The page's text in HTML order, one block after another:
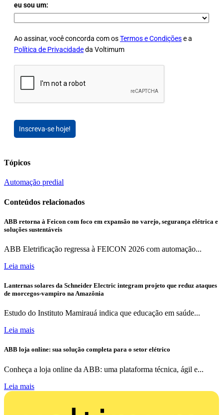
eu sou um:
Ao assinar, você concorda com osTermos e Condiçõese a
Política de Privacidadeda Voltimum
Inscreva-se hoje!
Tópicos
Automação predial
Conteúdos relacionados
ABB retorna à Feicon com foco em expansão no varejo, segurança elétrica e
soluções sustentáveis
ABB Eletrificação regressa à FEICON 2026 com automação...
Leia mais
Lanternas solares da Schneider Electric integram projeto que reduz ataques
de morcegos-vampiro na Amazônia
Estudo do Instituto Mamirauá indica que educação em saúde...
Leia mais
ABB loja online: sua solução completa para o setor elétrico
Conheça a loja online da ABB: uma plataforma técnica, ágil e...
Leia mais